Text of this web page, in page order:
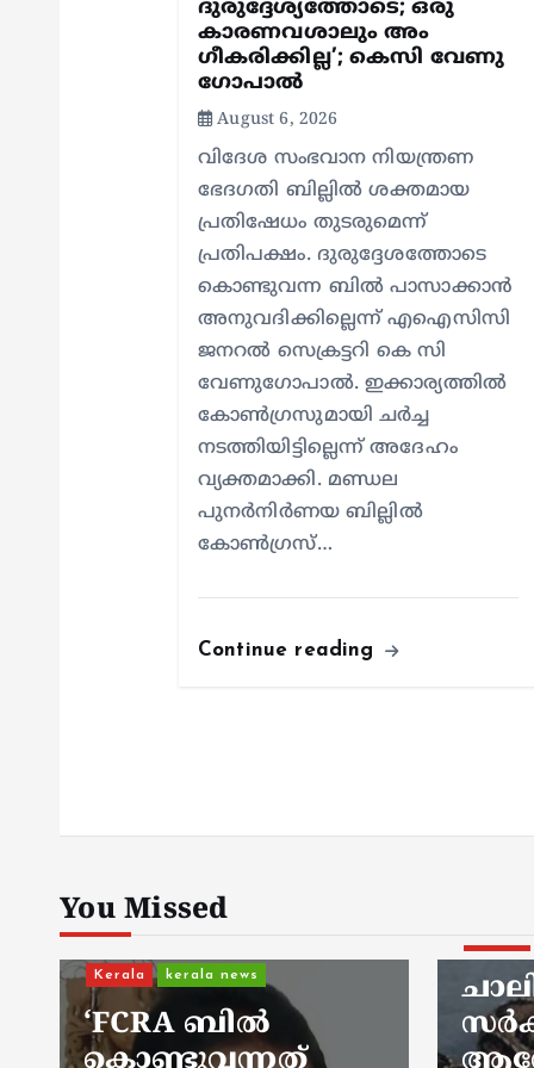
ദുരുദ്ദേശ്യത്തോടെ; ഒരു
കാരണവശാലും അം​
ഗീകരിക്കില്ല’; കെസി വേണു​
ഗോപാൽ
August 6, 2026
വിദേശ സംഭവാന നിയന്ത്രണ
ഭേദഗതി ബില്ലിൽ ശക്തമായ
പ്രതിഷേധം തുടരുമെന്ന്
പ്രതിപക്ഷം. ദുരുദ്ദേശത്തോടെ
കൊണ്ടുവന്ന ബിൽ പാസാക്കാൻ
അനുവദിക്കില്ലെന്ന് എഐസിസി
ജനറൽ സെക്രട്ടറി കെ സി
വേണുഗോപാൽ. ഇക്കാര്യത്തിൽ
കോൺഗ്രസുമായി ചർച്ച
നടത്തിയിട്ടില്ലെന്ന് അദേഹം
വ്യക്തമാക്കി. മണ്ഡല
പുനർനിർണയ ബില്ലിൽ
കോൺഗ്രസ്…
Continue reading
You Missed
Kerala
ചാലിശേരിയില്‍
സര്‍ക്കാര്‍ ജനകീയ